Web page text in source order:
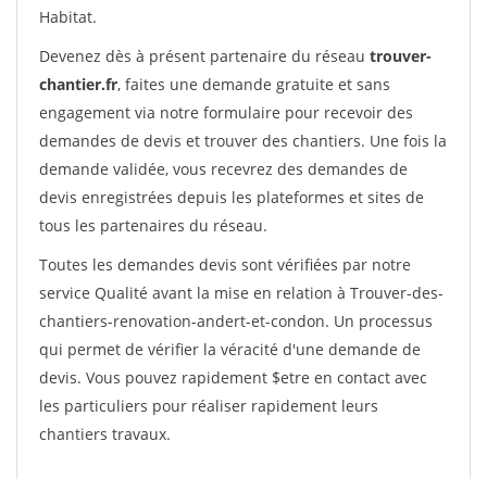
Habitat.
Devenez dès à présent partenaire du réseau trouver-
chantier.fr, faites une demande gratuite et sans
engagement via notre formulaire pour recevoir des
demandes de devis et trouver des chantiers. Une fois la
demande validée, vous recevrez des demandes de
devis enregistrées depuis les plateformes et sites de
tous les partenaires du réseau.
Toutes les demandes devis sont vérifiées par notre
service Qualité avant la mise en relation à Trouver-des-
chantiers-renovation-andert-et-condon. Un processus
qui permet de vérifier la véracité d'une demande de
devis. Vous pouvez rapidement $etre en contact avec
les particuliers pour réaliser rapidement leurs
chantiers travaux.